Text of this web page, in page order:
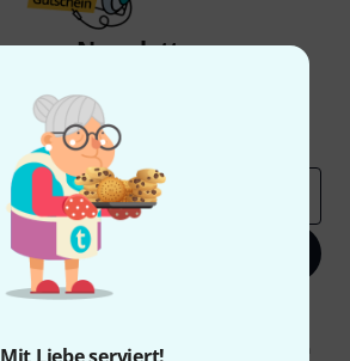
Newsletter
Newsletter und gewinne mit
50 Gutscheinen
Deals
Jetzt anmelden
möglich. Weitere Informationen finden Sie in